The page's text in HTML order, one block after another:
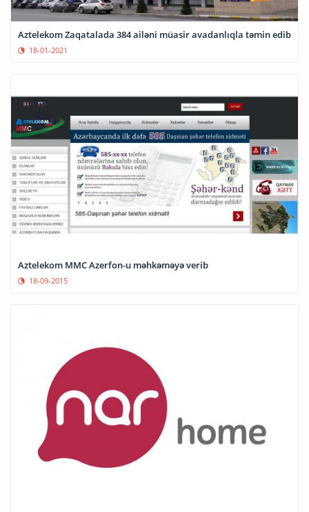
Aztelekom Zaqatalada 384 ailəni müasir avadanlıqla təmin edib
18-01-2021
Aztelekom MMC Azerfon-u məhkəməyə verib
18-09-2015